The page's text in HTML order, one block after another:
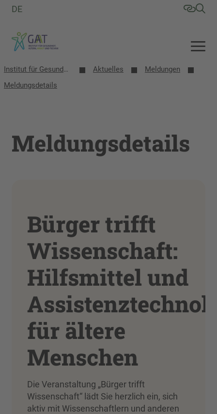
DE
Institut für Gesundheit, Altern, Arbeit und Technik (GAT) Aktuelles
Meldungen
Meldungsdetails
Meldungsdetails
Bürger trifft
Wissenschaft:
Hilfsmittel und
für ältere
Menschen
Die Veranstaltung „Bürger trifft
Wissenschaft“ lädt Sie herzlich ein, sich
aktiv mit Wissenschaftlern und anderen